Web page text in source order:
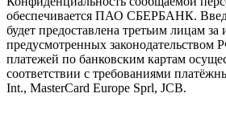
обеспечивается ПАО СБЕРБАНК.
будет предоставлена третьим лицам
предусмотренных законодательством
платежей по банковским картам
соответствии с требованиями
Int., MasterCard Europe Sprl, JCB.